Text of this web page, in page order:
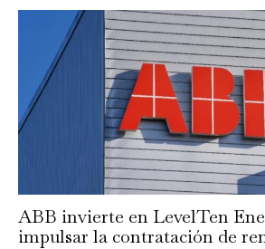
ABB invierte en LevelTen
impulsar la contratación de